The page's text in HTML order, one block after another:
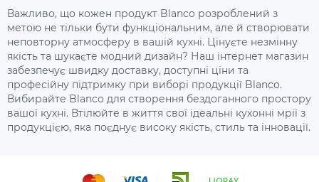
Важливо, що кожен продукт Blanco розроблений з
метою не тільки бути функціональним, але й створювати
неповторну атмосферу в вашій кухні. Цінуєте незмінну
якість та шукаєте модний дизайн? Наш інтернет магазин
забезпечує швидку доставку, доступні ціни та
професійну підтримку при виборі продукції Blanco.
Вибирайте Blanco для створення бездоганного простору
вашої кухні. Втілюйте в життя свої ідеальні кухонні мрії з
продукцією, яка поєднує високу якість, стиль та інновації.